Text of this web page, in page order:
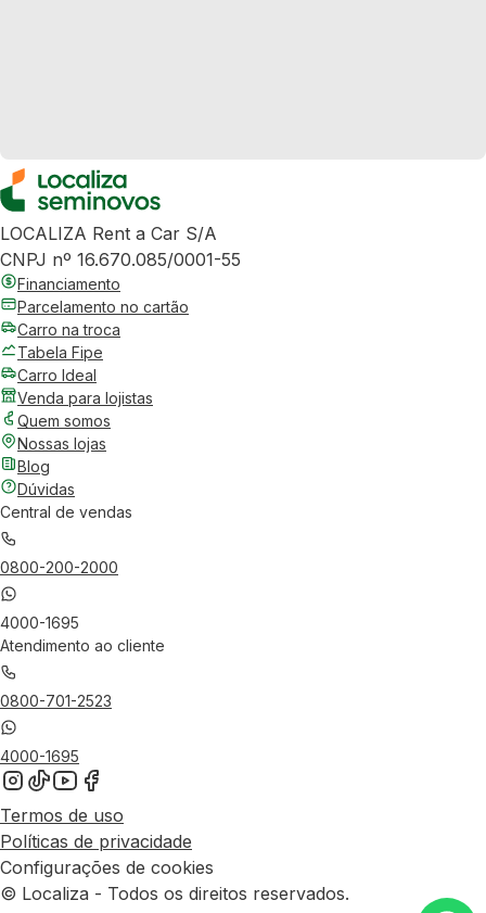
LOCALIZA Rent a Car S/A
CNPJ nº 16.670.085/0001-55
Financiamento
Parcelamento no cartão
Carro na troca
Tabela Fipe
Carro Ideal
Venda para lojistas
Quem somos
Nossas lojas
Blog
Dúvidas
Central de vendas
0800-200-2000
4000-1695
Atendimento ao cliente
0800-701-2523
4000-1695
Termos de uso
Políticas de privacidade
Configurações de cookies
© Localiza - Todos os direitos reservados.